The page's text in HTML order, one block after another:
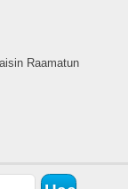
Raamatun